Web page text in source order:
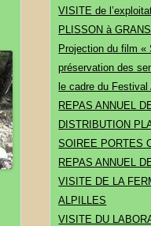
VISITE de
PLISSON à GRANS
Projection du film
préservation des
le cadre du
REPAS ANNUEL
DISTRIBUTION
SOIREE PORTES
REPAS ANNUEL
VISITE DE LA
ALPILLES
VISITE DU